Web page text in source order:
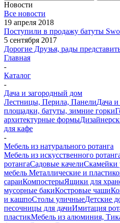
Новости
Все новости
19 апреля 2018
Поступили в продажу батуты
5 сентября 2017
Дорогие Друзья, рады
Главная
-
Каталог
-
Дача и загородный дом
Лестницы, Перила, ПанелиДача
площадки, батуты, зимние горки
архитектурные формы
для кафе
-
Мебель из натурального ротанга
Мебель из искусственного
ротангаСадовые качелиСкамейки
мебель Металлические и
сараиКомпостерыЯщики для
мусорные бакиКостровые чаши
и кашпоСтолы уличныеДетские
песочницы для дачиИмитация
пластикМебель из алюминия,